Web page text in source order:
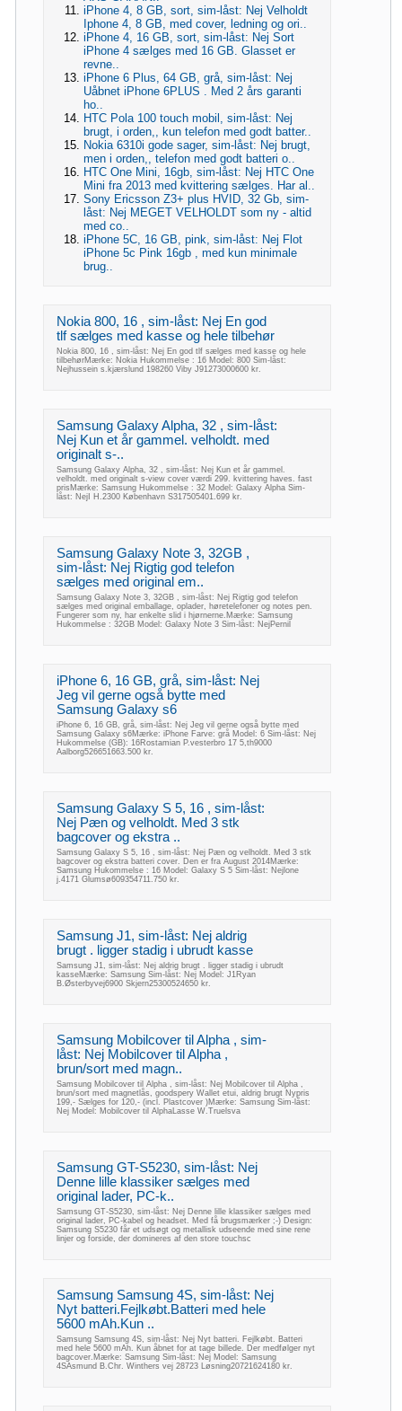
iPhone 4, 8 GB, sort, sim-låst: Nej Velholdt
Iphone 4, 8 GB, med cover, ledning og ori..
iPhone 4, 16 GB, sort, sim-låst: Nej Sort
iPhone 4 sælges med 16 GB. Glasset er
revne..
iPhone 6 Plus, 64 GB, grå, sim-låst: Nej
Uåbnet iPhone 6PLUS . Med 2 års garanti
ho..
HTC Pola 100 touch mobil, sim-låst: Nej
brugt, i orden,, kun telefon med godt batter..
Nokia 6310i gode sager, sim-låst: Nej brugt,
men i orden,, telefon med godt batteri o..
HTC One Mini, 16gb, sim-låst: Nej HTC One
Mini fra 2013 med kvittering sælges. Har al..
Sony Ericsson Z3+ plus HVID, 32 Gb, sim-
låst: Nej MEGET VELHOLDT som ny - altid
med co..
iPhone 5C, 16 GB, pink, sim-låst: Nej Flot
iPhone 5c Pink 16gb , med kun minimale
brug..
Nokia 800, 16 , sim-låst: Nej En god
tlf sælges med kasse og hele tilbehør
Nokia 800, 16 , sim-låst: Nej En god tlf sælges med kasse og hele
tilbehørMærke: Nokia Hukommelse : 16 Model: 800 Sim-låst:
Nejhussein s.kjærslund 198260 Viby J91273000600 kr.
Samsung Galaxy Alpha, 32 , sim-låst:
Nej Kun et år gammel. velholdt. med
originalt s-..
Samsung Galaxy Alpha, 32 , sim-låst: Nej Kun et år gammel.
velholdt. med originalt s-view cover værdi 299. kvittering haves. fast
prisMærke: Samsung Hukommelse : 32 Model: Galaxy Alpha Sim-
låst: NejI H.2300 København S317505401.699 kr.
Samsung Galaxy Note 3, 32GB ,
sim-låst: Nej Rigtig god telefon
sælges med original em..
Samsung Galaxy Note 3, 32GB , sim-låst: Nej Rigtig god telefon
sælges med original emballage, oplader, høretelefoner og notes pen.
Fungerer som ny, har enkelte slid i hjørnerne.Mærke: Samsung
Hukommelse : 32GB Model: Galaxy Note 3 Sim-låst: NejPernil
iPhone 6, 16 GB, grå, sim-låst: Nej
Jeg vil gerne også bytte med
Samsung Galaxy s6
iPhone 6, 16 GB, grå, sim-låst: Nej Jeg vil gerne også bytte med
Samsung Galaxy s6Mærke: iPhone Farve: grå Model: 6 Sim-låst: Nej
Hukommelse (GB): 16Rostamian P.vesterbro 17 5,th9000
Aalborg526651663.500 kr.
Samsung Galaxy S 5, 16 , sim-låst:
Nej Pæn og velholdt. Med 3 stk
bagcover og ekstra ..
Samsung Galaxy S 5, 16 , sim-låst: Nej Pæn og velholdt. Med 3 stk
bagcover og ekstra batteri cover. Den er fra August 2014Mærke:
Samsung Hukommelse : 16 Model: Galaxy S 5 Sim-låst: Nejlone
j.4171 Glumsø609354711.750 kr.
Samsung J1, sim-låst: Nej aldrig
brugt . ligger stadig i ubrudt kasse
Samsung J1, sim-låst: Nej aldrig brugt . ligger stadig i ubrudt
kasseMærke: Samsung Sim-låst: Nej Model: J1Ryan
B.Østerbyvej6900 Skjern25300524650 kr.
Samsung Mobilcover til Alpha , sim-
låst: Nej Mobilcover til Alpha ,
brun/sort med magn..
Samsung Mobilcover til Alpha , sim-låst: Nej Mobilcover til Alpha ,
brun/sort med magnetlås, goodspery Wallet etui, aldrig brugt Nypris
199,- Sælges for 120,- (incl. Plastcover )Mærke: Samsung Sim-låst:
Nej Model: Mobilcover til AlphaLasse W.Truelsva
Samsung GT-S5230, sim-låst: Nej
Denne lille klassiker sælges med
original lader, PC-k..
Samsung GT-S5230, sim-låst: Nej Denne lille klassiker sælges med
original lader, PC-kabel og headset. Med få brugsmærker ;-) Design:
Samsung S5230 får et udsøgt og metallisk udseende med sine rene
linjer og forside, der domineres af den store touchsc
Samsung Samsung 4S, sim-låst: Nej
Nyt batteri.Fejlkøbt.Batteri med hele
5600 mAh.Kun ..
Samsung Samsung 4S, sim-låst: Nej Nyt batteri. Fejlkøbt. Batteri
med hele 5600 mAh. Kun åbnet for at tage billede. Der medfølger nyt
bagcover.Mærke: Samsung Sim-låst: Nej Model: Samsung
4SAsmund B.Chr. Winthers vej 28723 Løsning20721624180 kr.